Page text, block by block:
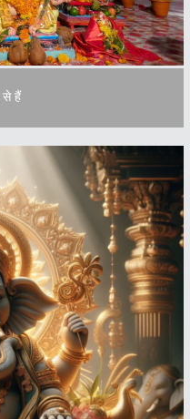
से हैं